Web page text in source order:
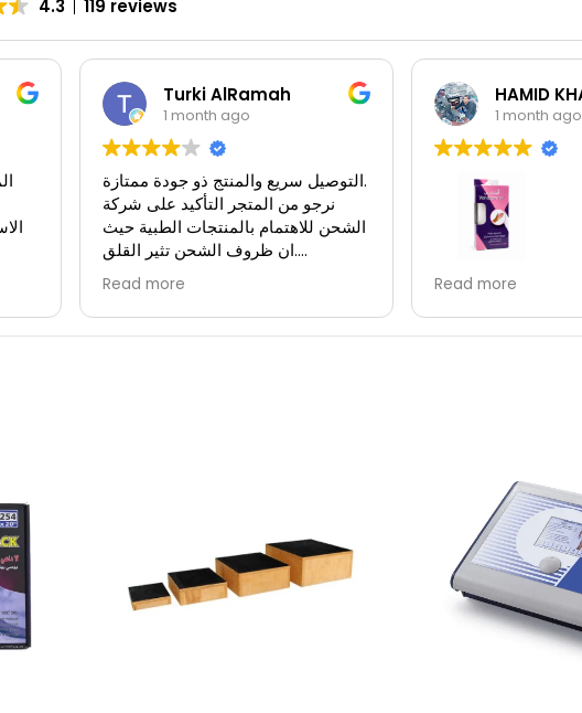
4.3 119 reviews
Turki AlRamah
1 month ago
التوصيل سريع والمنتج ذو جودة ممتازة.
نرجو من المتجر التأكيد على شركة
الشحن للاهتمام بالمنتجات الطبية حيث
ان ظروف الشحن تثير القلق.
بعض المنتجات حساسة لظروف
الشحن، وشركة الشحن الحالية ليست
بالمستوى المطلوب.
استلمت المنتج وانا متأكد من تجاوزه
Read more
HAMID
1 month ago
راقي وتوصيلهم سريع
طبيه بالتعامل معهم
Read more